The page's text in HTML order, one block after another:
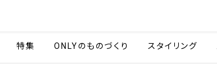
特集 ONLYのものづくり スタイリング